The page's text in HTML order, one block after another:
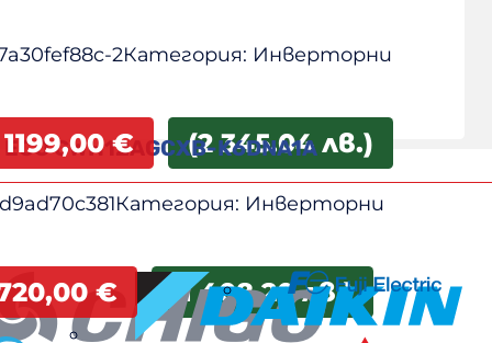
2Категория: Инверторни
1199,00 € (2 345.04 лв.)
ECO GWH12AGCXB-K6DNA1A
Категория: Инверторни
€ (1 408.20 лв.)